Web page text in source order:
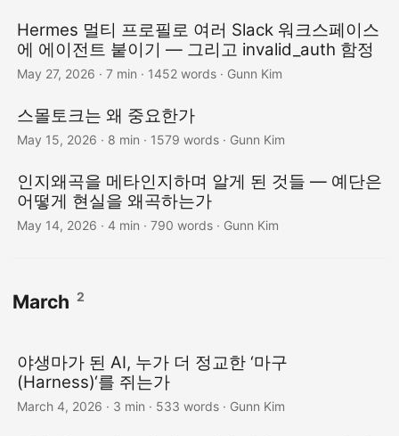
Hermes 멀티 프로필로 여러 Slack 워크스페이스
에 에이전트 붙이기 — 그리고 invalid_auth 함정
May 27, 2026 · 7 min · 1452 words · Gunn Kim
스몰토크는 왜 중요한가
May 15, 2026 · 8 min · 1579 words · Gunn Kim
인지왜곡을 메타인지하며 알게 된 것들 — 예단은
어떻게 현실을 왜곡하는가
May 14, 2026 · 4 min · 790 words · Gunn Kim
March 2
야생마가 된 AI, 누가 더 정교한 ‘마구
(Harness)‘를 쥐는가
March 4, 2026 · 3 min · 533 words · Gunn Kim